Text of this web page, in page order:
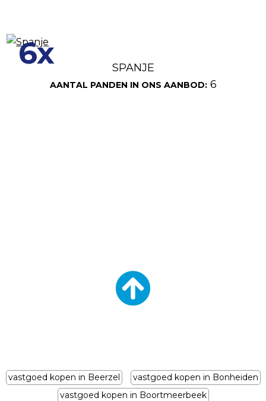
6x SPANJE
AANTAL PANDEN IN ONS AANBOD:6
vastgoed kopen in Beerzel
vastgoed kopen in Bonheiden
vastgoed kopen in Boortmeerbeek